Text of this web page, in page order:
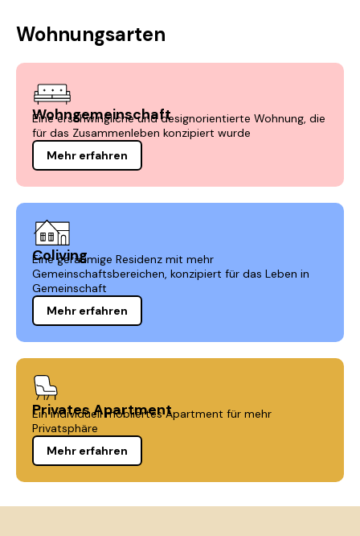
Wohnungsarten
Wohngemeinschaft
Eine erschwingliche und designorientierte Wohnung, die
für das Zusammenleben konzipiert wurde
Mehr erfahren
Coliving
Eine geräumige Residenz mit mehr
Gemeinschaftsbereichen, konzipiert für das Leben in
Gemeinschaft
Mehr erfahren
Privates Apartment
Ein individuell möbliertes Apartment für mehr
Privatsphäre
Mehr erfahren